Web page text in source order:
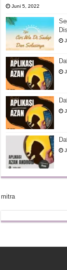
Juni 5, 2022
mitra